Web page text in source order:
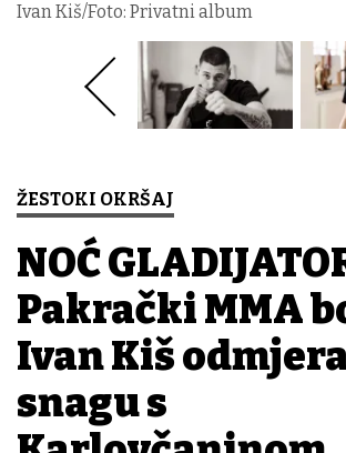
Ivan Kiš/Foto: Privatni album
ŽESTOKI OKRŠAJ
NOĆ
Pakrački MMA
Ivan Kiš
snagu s